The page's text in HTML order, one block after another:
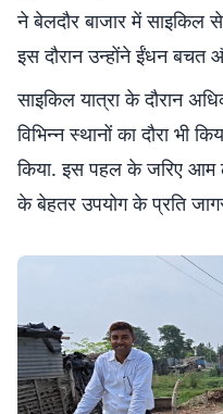
ने बेलदौर बाजार में साइकिल
इस दौरान उन्होंने ईंधन बचत
साइकिल यात्रा के दौरान
विभिन्न स्थानों का दौरा भी
किया. इस पहल के जरिए आम
के बेहतर उपयोग के प्रति